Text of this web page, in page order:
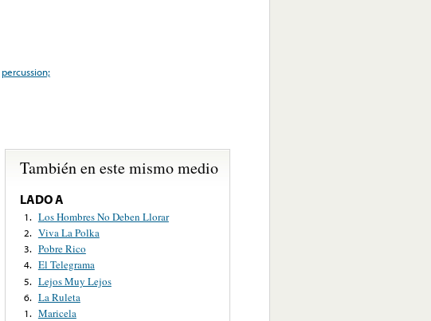
percussion;
También en este mismo medio
LADO A
1. Los Hombres No Deben Llorar
2. Viva La Polka
3. Pobre Rico
4. El Telegrama
5. Lejos Muy Lejos
6. La Ruleta
1. Maricela